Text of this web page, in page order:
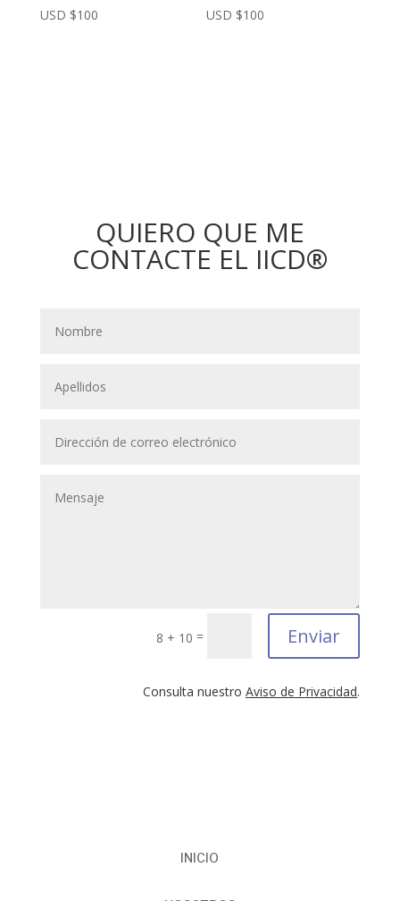
USD $100
USD $100
QUIERO QUE ME
CONTACTE EL IICD®
8 + 10 = Enviar
Consulta nuestroAviso de Privacidad.
INICIO